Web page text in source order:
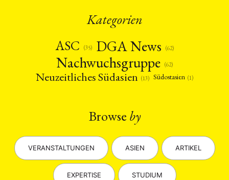
Kategorien
ASC
(35) DGA News (62)
Nachwuchsgruppe (62)
Neuzeitliches Südasien (13) Südostasien (1)
Browse by
VERANSTALTUNGEN ASIEN ARTIKEL
EXPERTISE STUDIUM